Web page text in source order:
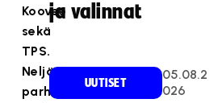
Koovee
sekä
TPS.
Neljän
parhaan
ja valinnat
UUTISET
05.08.2
026